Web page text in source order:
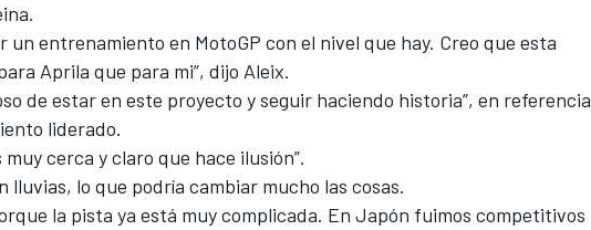
un entrenamiento en MotoGP con el nivel que hay. Creo que esta
Aprila que para mi”, dijo Aleix.
de estar en este proyecto yseguir haciendo historia”, en referencia
liderado.
cerca y claro que hace ilusión”.
lluvias, lo que podría cambiar mucho las cosas.
la pista ya está muy complicada. En Japón fuimos competitivos